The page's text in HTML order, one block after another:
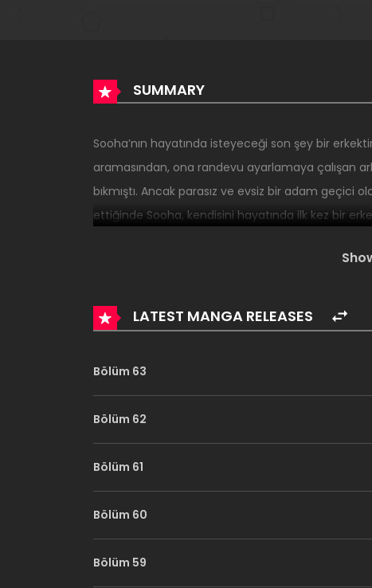
SUMMARY
Sooha’nın hayatında isteyeceği son şey bir
aramasından, ona randevu ayarlamaya çalışan
bıkmıştı. Ancak parasız ve evsiz bir adam geçici
ettiğinde Sooha, kendisini hayatında ilk kez bir
LATEST MANGA RELEASES
Bölüm 63
Bölüm 62
Bölüm 61
Bölüm 60
Bölüm 59